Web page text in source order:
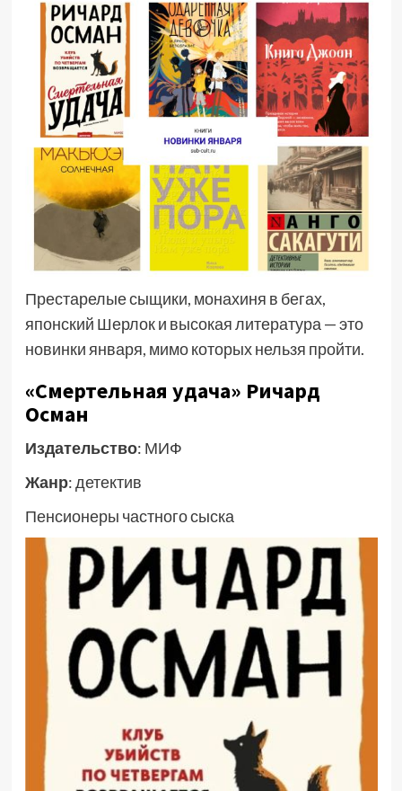
Престарелые сыщики, монахиня в бегах,
японский Шерлок и высокая литература — это
новинки января, мимо которых нельзя пройти.
«Смертельная удача» Ричард
Осман
Издательство: МИФ
Жанр: детектив
Пенсионеры частного сыска